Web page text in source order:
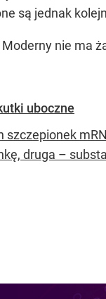
są jednak
nie ma
uboczne
druga –